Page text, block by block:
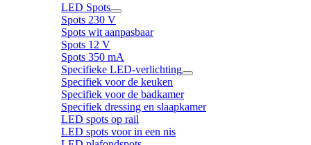
LED Spots
Spots 230 V
Spots wit aanpasbaar
Spots 12 V
Spots 350 mA
Specifieke LED-verlichting
Specifiek voor de keuken
Specifiek voor de badkamer
Specifiek dressing en slaapkamer
LED spots op rail
LED spots voor in een nis